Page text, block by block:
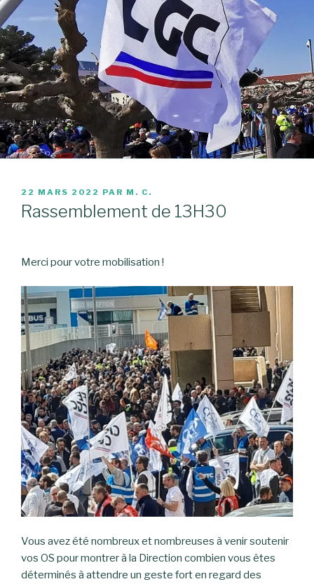
PUBLIÉ
LE
22 MARS 2022 PAR M. C.
Rassemblement de 13H30
Merci pour votre mobilisation !
Vous avez été nombreux et nombreuses à venir soutenir
vos OS pour montrer à la Direction combien vous êtes
déterminés à attendre un geste fort en regard des